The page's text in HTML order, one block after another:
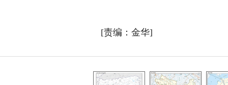
[责编：金华]